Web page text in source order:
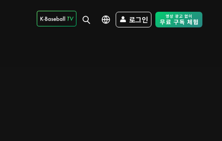
로그인 Free Trial -